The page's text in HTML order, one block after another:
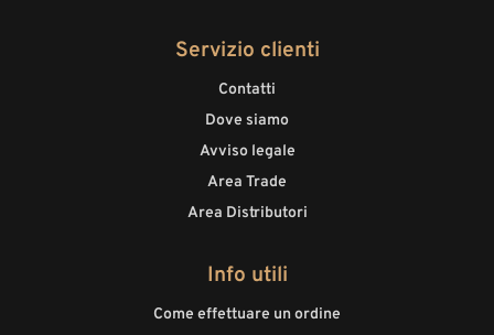
Servizio clienti
Contatti
Dove siamo
Avviso legale
Area Trade
Area Distributori
Info utili
Come effettuare un ordine